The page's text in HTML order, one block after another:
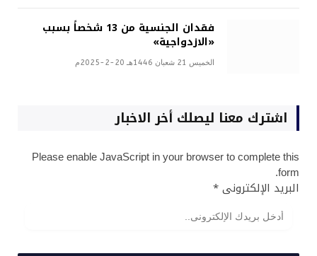
فقدان الجنسية من 13 شخصاً بسبب
«الازدواجية»
الخميس 21 شعبان 1446هـ 20-2-2025م
اشترك معنا ليصلك أخر الاخبار
Please enable JavaScript in your browser to complete this
form.
البريد الإلكترونى*